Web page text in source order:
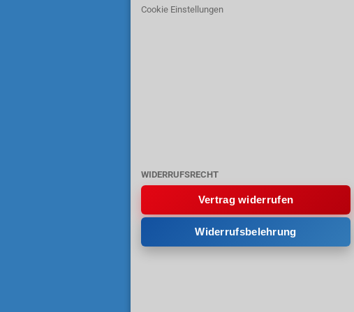
Cookie Einstellungen
WIDERRUFSRECHT
Vertrag widerrufen
Widerrufsbelehrung